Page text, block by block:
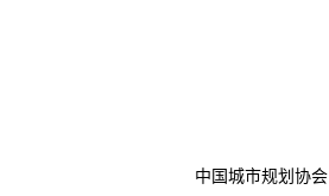
中国城市规划协会